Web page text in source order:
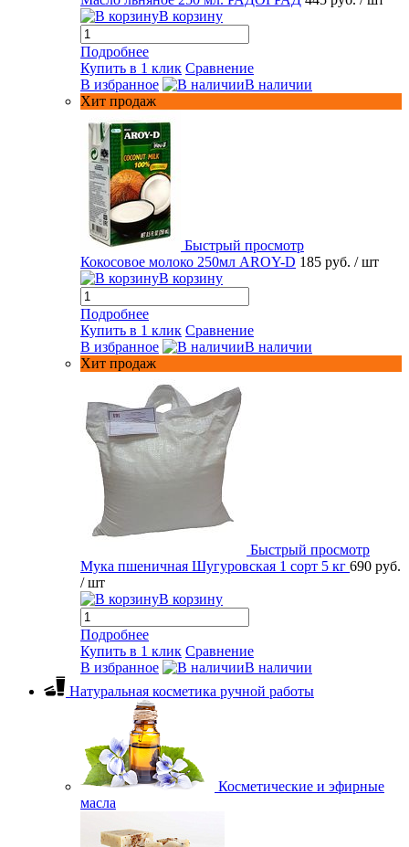
В корзину
Подробнее
Купить в 1 клик Сравнение
В избранное
В наличии
Хит продаж
Быстрый просмотр
Кокосовое молоко 250мл AROY-D 185 руб. / шт
В корзину
Подробнее
Купить в 1 клик Сравнение
В избранное
В наличии
Хит продаж
Быстрый просмотр
Мука пшеничная Шугуровская 1 сорт 5 кг 690 руб.
/ шт
В корзину
Подробнее
Купить в 1 клик Сравнение
В избранное
В наличии
Натуральная косметика ручной работы
Косметические и эфирные
масла